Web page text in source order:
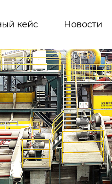
кейс Новости